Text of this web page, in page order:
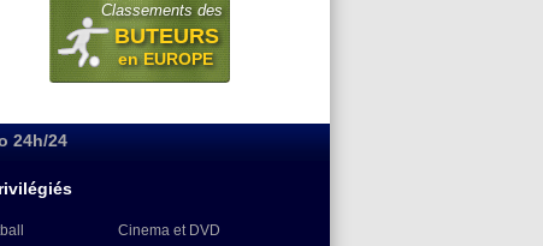
Classements des
BUTEURS
en EUROPE
24h/24
Cinema et DVD